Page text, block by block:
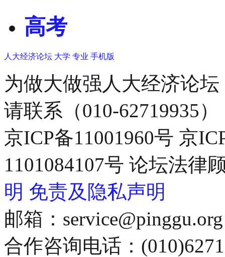
高考
人大经济论坛 大学 专业 手机版
为做大做强人大经济论
请联系（010-62719935）
京ICP备11001960号 京
1101084107号 论坛法律
明 免责及隐私声明
邮箱：service@pinggu.org
合作咨询电话：